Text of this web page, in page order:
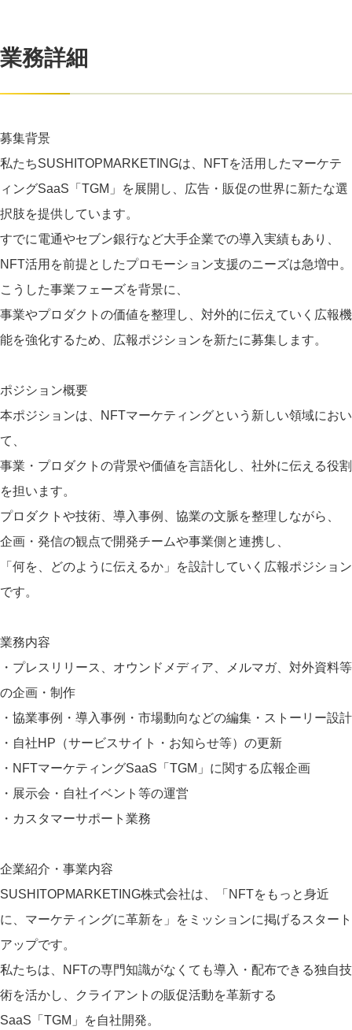
業務詳細
募集背景
私たちSUSHITOPMARKETINGは、NFTを活用したマーケテ
ィングSaaS「TGM」を展開し、広告・販促の世界に新たな選
択肢を提供しています。
すでに電通やセブン銀行など大手企業での導入実績もあり、
NFT活用を前提としたプロモーション支援のニーズは急増中。
こうした事業フェーズを背景に、
事業やプロダクトの価値を整理し、対外的に伝えていく広報機
能を強化するため、広報ポジションを新たに募集します。
ポジション概要
本ポジションは、NFTマーケティングという新しい領域におい
て、
事業・プロダクトの背景や価値を言語化し、社外に伝える役割
を担います。
プロダクトや技術、導入事例、協業の文脈を整理しながら、
企画・発信の観点で開発チームや事業側と連携し、
「何を、どのように伝えるか」を設計していく広報ポジション
です。
業務内容
・プレスリリース、オウンドメディア、メルマガ、対外資料等
の企画・制作
・協業事例・導入事例・市場動向などの編集・ストーリー設計
・自社HP（サービスサイト・お知らせ等）の更新
・NFTマーケティングSaaS「TGM」に関する広報企画
・展示会・自社イベント等の運営
・カスタマーサポート業務
企業紹介・事業内容
SUSHITOPMARKETING株式会社は、「NFTをもっと身近
に、マーケティングに革新を」をミッションに掲げるスタート
アップです。
私たちは、NFTの専門知識がなくても導入・配布できる独自技
術を活かし、クライアントの販促活動を革新する
SaaS「TGM」を自社開発。